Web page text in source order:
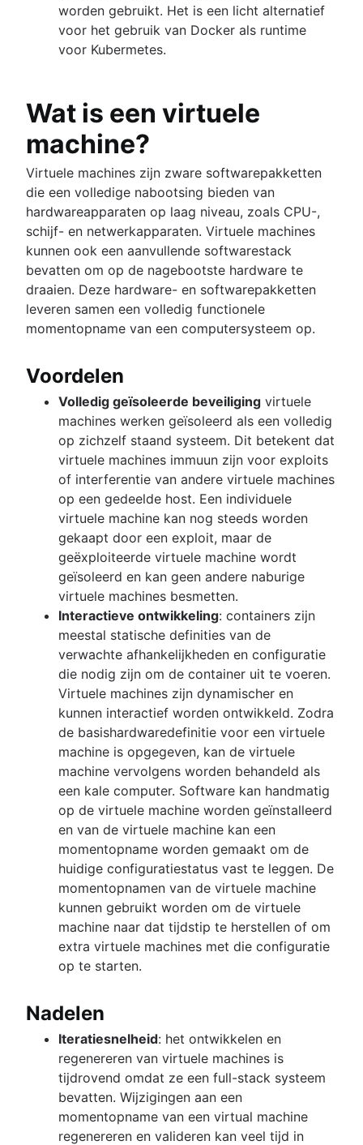
worden gebruikt. Het is een licht alternatief
voor het gebruik van Docker als runtime
voor Kubermetes.
Wat is een virtuele
machine?
Virtuele machines zijn zware softwarepakketten
die een volledige nabootsing bieden van
hardwareapparaten op laag niveau, zoals CPU-,
schijf- en netwerkapparaten. Virtuele machines
kunnen ook een aanvullende softwarestack
bevatten om op de nagebootste hardware te
draaien. Deze hardware- en softwarepakketten
leveren samen een volledig functionele
momentopname van een computersysteem op.
Voordelen
Volledig geïsoleerde beveiliging virtuele
machines werken geïsoleerd als een volledig
op zichzelf staand systeem. Dit betekent dat
virtuele machines immuun zijn voor exploits
of interferentie van andere virtuele machines
op een gedeelde host. Een individuele
virtuele machine kan nog steeds worden
gekaapt door een exploit, maar de
geëxploiteerde virtuele machine wordt
geïsoleerd en kan geen andere naburige
virtuele machines besmetten.
Interactieve ontwikkeling: containers zijn
meestal statische definities van de
verwachte afhankelijkheden en configuratie
die nodig zijn om de container uit te voeren.
Virtuele machines zijn dynamischer en
kunnen interactief worden ontwikkeld. Zodra
de basishardwaredefinitie voor een virtuele
machine is opgegeven, kan de virtuele
machine vervolgens worden behandeld als
een kale computer. Software kan handmatig
op de virtuele machine worden geïnstalleerd
en van de virtuele machine kan een
momentopname worden gemaakt om de
huidige configuratiestatus vast te leggen. De
momentopnamen van de virtuele machine
kunnen gebruikt worden om de virtuele
machine naar dat tijdstip te herstellen of om
extra virtuele machines met die configuratie
op te starten.
Nadelen
Iteratiesnelheid: het ontwikkelen en
regenereren van virtuele machines is
tijdrovend omdat ze een full-stack systeem
bevatten. Wijzigingen aan een
momentopname van een virtual machine
regenereren en valideren kan veel tijd in